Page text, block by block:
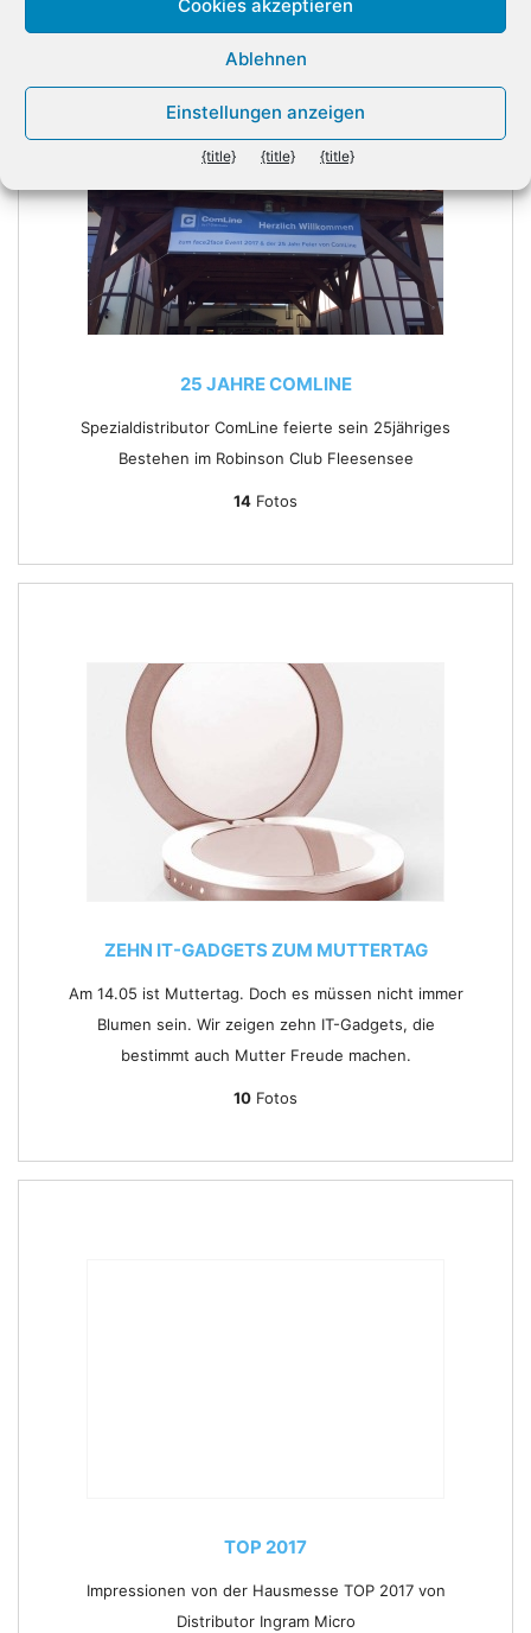
25 JAHRE COMLINE
Spezialdistributor ComLine feierte sein 25jähriges
Bestehen im Robinson Club Fleesensee
14 Fotos
ZEHN IT-GADGETS ZUM MUTTERTAG
Am 14.05 ist Muttertag. Doch es müssen nicht immer
Blumen sein. Wir zeigen zehn IT-Gadgets, die
bestimmt auch Mutter Freude machen.
10 Fotos
TOP 2017
Impressionen von der Hausmesse TOP 2017 von
Distributor Ingram Micro
Cookies akzeptieren
Ablehnen
Einstellungen anzeigen
{title} {title} {title}